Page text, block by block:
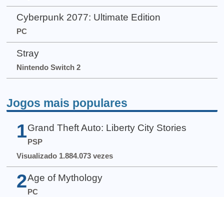
Cyberpunk 2077: Ultimate Edition
PC
Stray
Nintendo Switch 2
Jogos mais populares
1 Grand Theft Auto: Liberty City Stories
PSP
Visualizado 1.884.073 vezes
2 Age of Mythology
PC